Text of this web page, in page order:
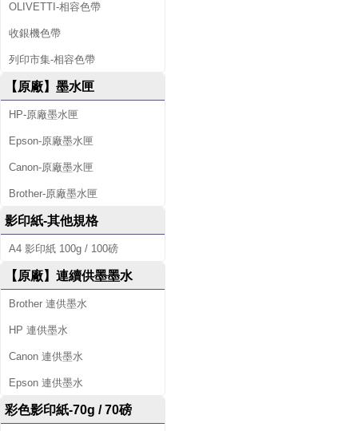
OLIVETTI-相容色帶
收銀機色帶
列印市集-相容色帶
【原廠】墨水匣
HP-原廠墨水匣
Epson-原廠墨水匣
Canon-原廠墨水匣
Brother-原廠墨水匣
影印紙-其他規格
A4 影印紙 100g / 100磅
【原廠】連續供墨墨水
Brother 連供墨水
HP 連供墨水
Canon 連供墨水
Epson 連供墨水
彩色影印紙-70g / 70磅